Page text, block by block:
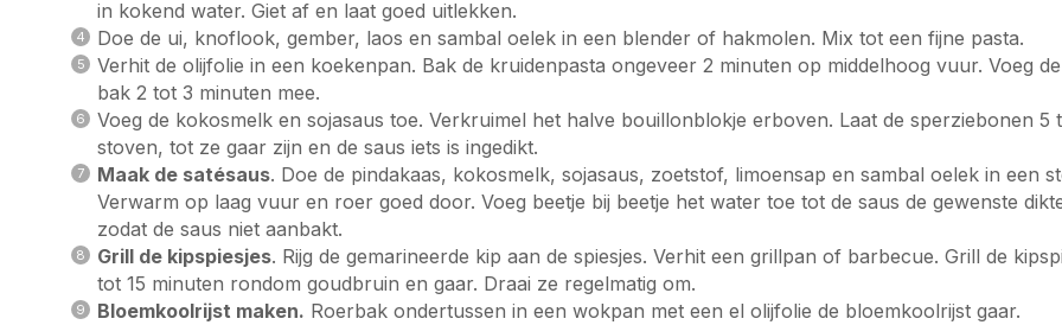
in kokend water. Giet af en laat goed uitlekken.
Doe de ui, knoflook, gember, laos en sambal oelek in een blender of hakmolen. Mix tot een fijne pasta.
Verhit de olijfolie in een koekenpan. Bak de kruidenpasta ongeveer 2 minuten op middelhoog vuur. Voeg
bak 2 tot 3 minuten mee.
Voeg de kokosmelk en sojasaus toe. Verkruimel het halve bouillonblokje erboven. Laat de sperziebonen 5
stoven, tot ze gaar zijn en de saus iets is ingedikt.
Maak de satésaus. Doe de pindakaas, kokosmelk, sojasaus, zoetstof, limoensap en sambal oelek in een
Verwarm op laag vuur en roer goed door. Voeg beetje bij beetje het water toe tot de saus de gewenste
zodat de saus niet aanbakt.
Grill de kipspiesjes. Rijg de gemarineerde kip aan de spiesjes. Verhit een grillpan of barbecue. Grill de
tot 15 minuten rondom goudbruin en gaar. Draai ze regelmatig om.
Bloemkoolrijst maken. Roerbak ondertussen in een wokpan met een el olijfolie de bloemkoolrijst gaar.